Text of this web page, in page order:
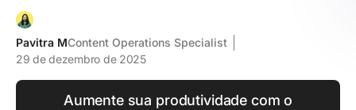
Pavitra MContent Operations Specialist
29 de dezembro de 2025
Aumente sua produtividade com o